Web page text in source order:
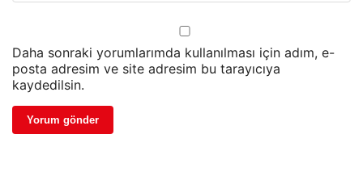
Daha sonraki yorumlarımda kullanılması için adım, e-
posta adresim ve site adresim bu tarayıcıya
kaydedilsin.